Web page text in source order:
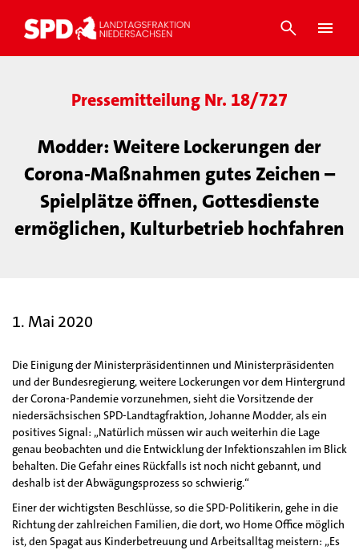
Pressemitteilung Nr. 18/727
Modder: Weitere Lockerungen der
Corona-Maßnahmen gutes Zeichen –
Spielplätze öffnen, Gottesdienste
ermöglichen, Kulturbetrieb hochfahren
1. Mai 2020
Die Einigung der Ministerpräsidentinnen und Ministerpräsidenten
und der Bundesregierung, weitere Lockerungen vor dem Hintergrund
der Corona-Pandemie vorzunehmen, sieht die Vorsitzende der
niedersächsischen SPD-Landtagfraktion, Johanne Modder, als ein
positives Signal: „Natürlich müssen wir auch weiterhin die Lage
genau beobachten und die Entwicklung der Infektionszahlen im Blick
behalten. Die Gefahr eines Rückfalls ist noch nicht gebannt, und
deshalb ist der Abwägungsprozess so schwierig.“
Einer der wichtigsten Beschlüsse, so die SPD-Politikerin, gehe in die
Richtung der zahlreichen Familien, die dort, wo Home Office möglich
ist, den Spagat aus Kinderbetreuung und Arbeitsalltag meistern: „Es